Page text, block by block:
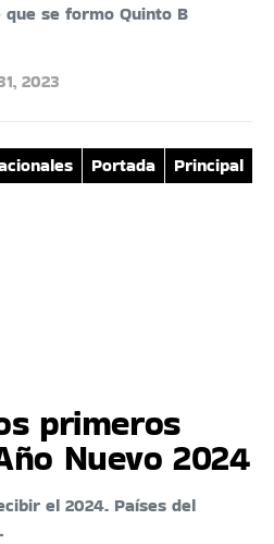
se formo Quinto B
2023
Portada Principal
primeros
Nuevo 2024
el 2024. Países del